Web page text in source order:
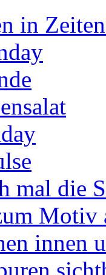
in
mal die
Motiv
innen